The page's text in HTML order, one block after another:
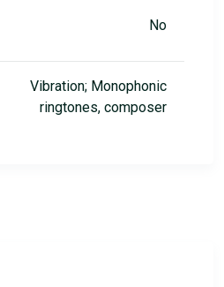
No
Vibration; Monophonic
ringtones, composer